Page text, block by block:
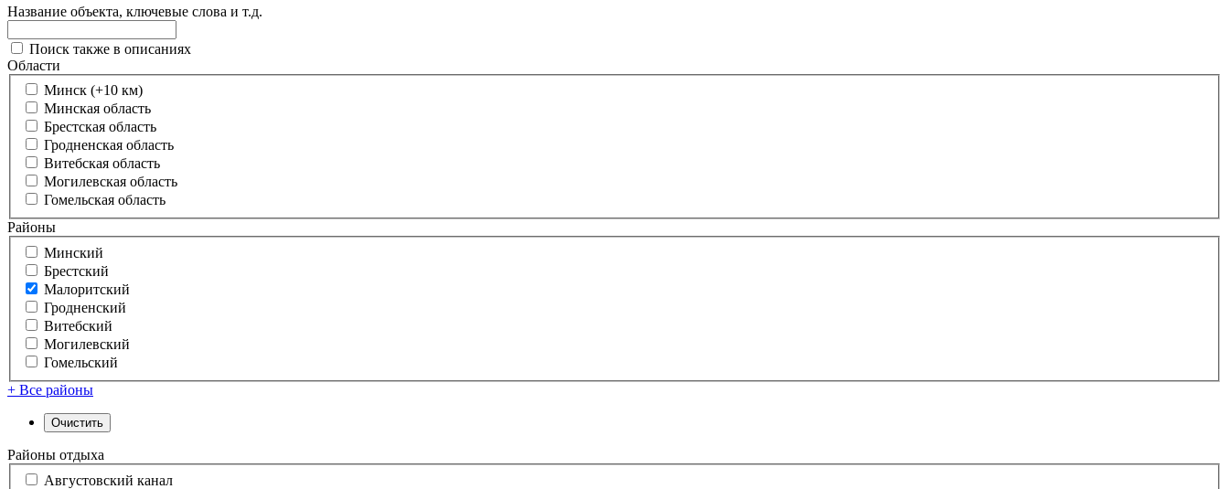
Название объекта, ключевые слова и т.д.
Поиск также в описаниях
Области
Минск (+10 км)
Минская область
Брестская область
Гродненская область
Витебская область
Могилевская область
Гомельская область
Районы
Минский
Брестский
Малоритский
Гродненский
Витебский
Могилевский
Гомельский
+ Все районы
Районы отдыха
Августовский канал